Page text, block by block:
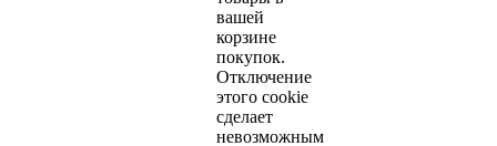
вашей
корзине
покупок.
Отключение
этого cookie
сделает
невозможным